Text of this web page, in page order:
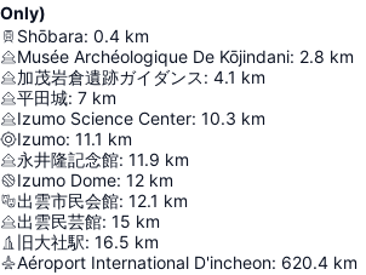
Only)
Shōbara: 0.4 km
Musée Archéologique De Kōjindani: 2.8 km
加茂岩倉遺跡ガイダンス: 4.1 km
平田城: 7 km
Izumo Science Center: 10.3 km
Izumo: 11.1 km
永井隆記念館: 11.9 km
Izumo Dome: 12 km
出雲市民会館: 12.1 km
出雲民芸館: 15 km
旧大社駅: 16.5 km
Aéroport International D'incheon: 620.4 km